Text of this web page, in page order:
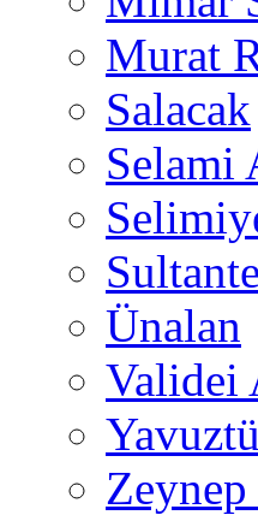
Murat
Salacak
Selami
Ünalan
Validei